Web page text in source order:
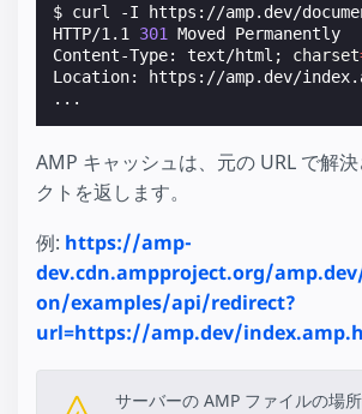
$ curl -I https://amp.dev/
HTTP/1.1 301
Moved Permanently
Content-Type: text/html ; charset
Location: https://amp.dev/
AMP キャッシュは、元の URL で解
クトを返します。
例: https://amp-
dev.cdn.ampproject.org/
on/examples/api/redirect?
url=https://amp.dev/
サーバーの AMP ファイルの場